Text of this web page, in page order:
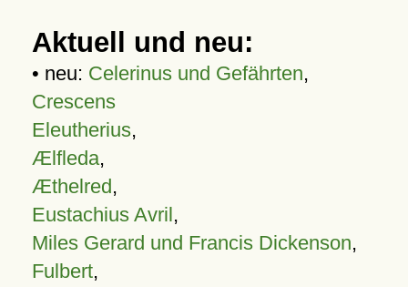
Aktuell und neu:
• neu: Celerinus und Gefährten,
Crescens
Eleutherius,
Ælfleda,
Æthelred,
Eustachius Avril,
Miles Gerard und Francis Dickenson,
Fulbert,